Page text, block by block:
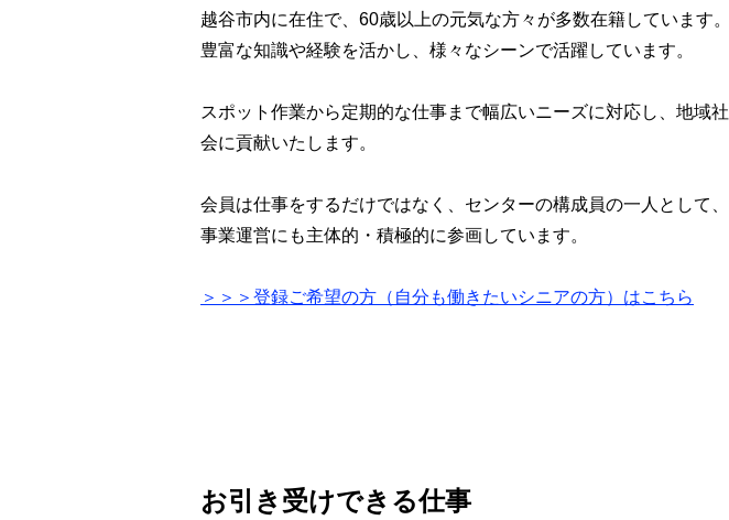
越谷市内に在住で、60歳以上の元気な方々が多数在籍しています。
豊富な知識や経験を活かし、様々なシーンで活躍しています。
スポット作業から定期的な仕事まで幅広いニーズに対応し、地域社
会に貢献いたします。
会員は仕事をするだけではなく、センターの構成員の一人として、
事業運営にも主体的・積極的に参画しています。
＞＞＞登録ご希望の方（自分も働きたいシニアの方）はこちら
お引き受けできる仕事